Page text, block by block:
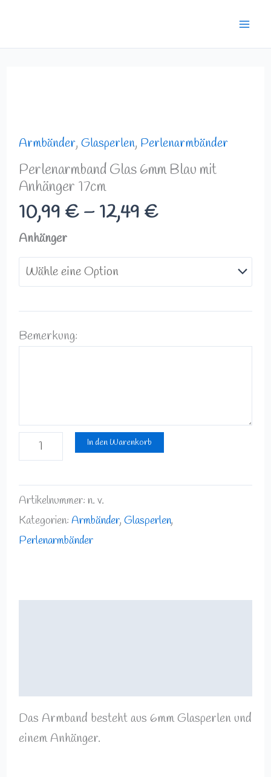
springen
Armbänder, Glasperlen, Perlenarmbänder
Perlenarmband Glas 6mm Blau mit
Anhänger 17cm
10,99 € – 12,49 €
12,49 €
Anhänger
Bemerkung:
Blau
mit
Anhänger
17cm
Menge
In den Warenkorb
Artikelnummer: n. v.
Kategorien: Armbänder, Glasperlen,
Perlenarmbänder
Das Armband besteht aus 6mm Glasperlen und
einem Anhänger.